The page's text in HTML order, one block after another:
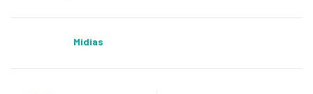
Midias